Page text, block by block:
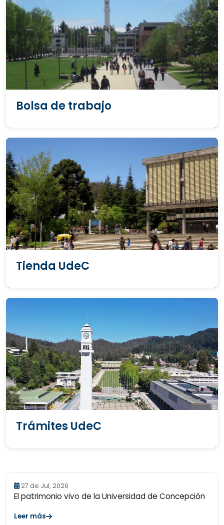
Bolsa de trabajo
Tienda UdeC
Trámites UdeC
27 de Jul, 2026
El patrimonio vivo de la Universidad de Concepción
Leer más